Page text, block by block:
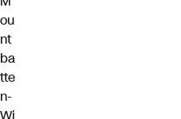
ou
nt
ba
tte
n-
Wi